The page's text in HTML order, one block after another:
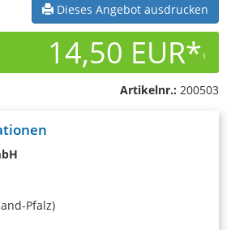
Dieses Angebot ausdrucken
14,50 EUR*1
Artikelnr.: 200503
Pfalz)